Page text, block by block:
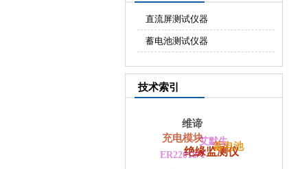
直流屏测试仪器
蓄电池测试仪器
技术索引
绝缘监测仪
充电模块
ER22010/T
蓄电池
维谛
艾默生